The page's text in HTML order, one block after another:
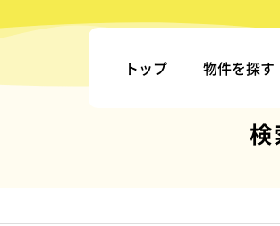
トップ 物件を探す
検